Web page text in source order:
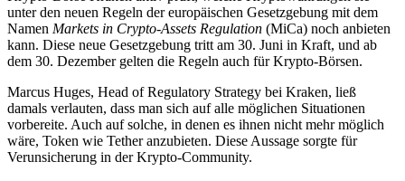
unter den neuen Regeln der europäischen Gesetzgebung mit dem
Namen Markets in Crypto-Assets Regulation (MiCa) noch anbieten
kann. Diese neue Gesetzgebung tritt am 30. Juni in Kraft, und ab
dem 30. Dezember gelten die Regeln auch für Krypto-Börsen.
Marcus Huges, Head of Regulatory Strategy bei Kraken, ließ
damals verlauten, dass man sich auf alle möglichen Situationen
vorbereite. Auch auf solche, in denen es ihnen nicht mehr möglich
wäre, Token wie Tether anzubieten. Diese Aussage sorgte für
Verunsicherung in der Krypto-Community.